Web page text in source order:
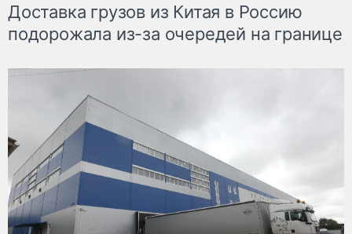
Доставка грузов из Китая в Россию
подорожала из-за очередей на границе